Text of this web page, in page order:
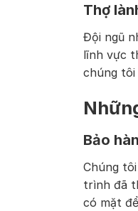
Thợ
Đội ngũ
lĩnh vực
chúng tôi
Bảo
Chúng
trình đã
có mặt